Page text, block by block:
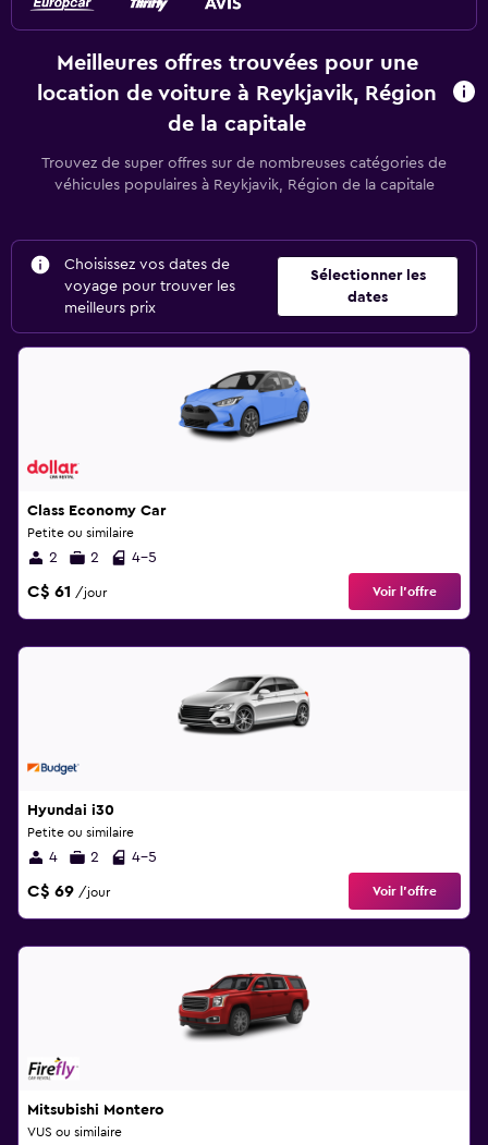
Meilleures offres trouvées pour une
location de voiture à Reykjavik, Région
de la capitale
Trouvez de super offres sur de nombreuses catégories de
véhicules populaires à Reykjavik, Région de la capitale
Choisissez vos dates de
voyage pour trouver les
meilleurs prix
Sélectionner les
dates
Class Economy Car
Petite ou similaire
2 2 4-5
C$ 61 /jour Voir l’offre
Hyundai i30
Petite ou similaire
4 2 4-5
C$ 69 /jour Voir l’offre
Mitsubishi Montero
VUS ou similaire